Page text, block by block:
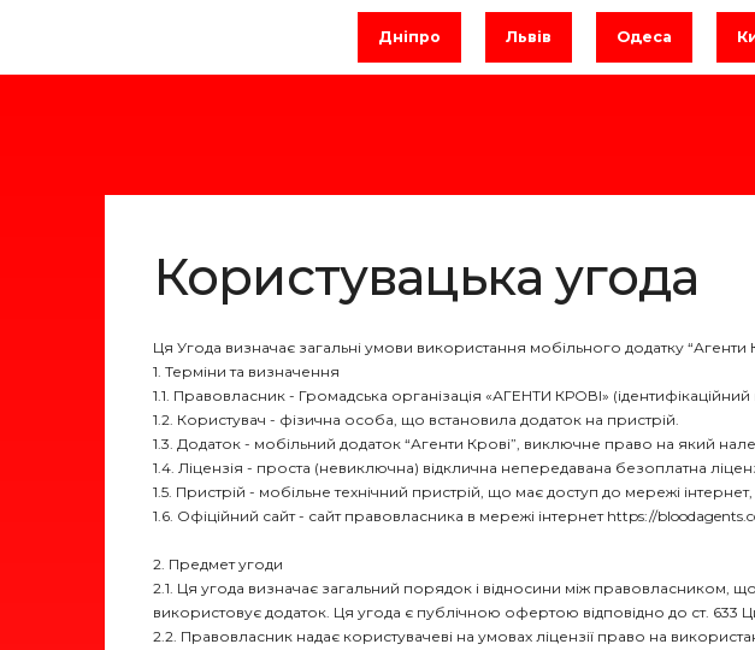
Дніпро Львів Одеса
Користувацька угода
Ця Угода визначає загальні умови використання мобільного додатку “Агенти
1. Терміни та визначення
1.1. Правовласник - Громадська організація «АГЕНТИ КРОВІ» (ідентифікаційний
1.2. Користувач - фізична особа, що встановила додаток на пристрій.
1.3. Додаток - мобільний додаток “Агенти Крові”, виключне право на який
1.4. Ліцензія - проста (невиключна) відклична непередавана безоплатна
1.5. Пристрій - мобільне технічний пристрій, що має доступ до мережі
1.6. Офіційний сайт - сайт правовласника в мережі інтернет https://
2. Предмет угоди
2.1. Ця угода визначає загальний порядок і відносини між правовласником,
використовує додаток. Ця угода є публічною офертою відповідно до ст. 633
2.2. Правовласник надає користувачеві на умовах ліцензії право на